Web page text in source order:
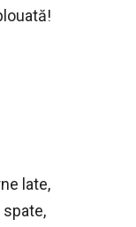
late,